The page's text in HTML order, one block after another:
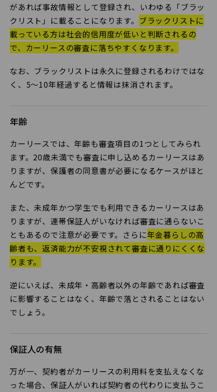
があれば事故情報として登録され、いわゆる「ブラッ
クリスト」に載ることになります。 ブラックリストに
載っている方は社会的信用度が低いと判断されるの
で、カーリースの審査に落ちやすくなります。
なお、ブラックリストは永久に登録されるわけではな
く、5〜10年経過すると情報は抹消されます。
年齢
カーリースでは、年齢も審査項目の1つとしてみられ
ます。20歳未満でも審査に申し込めるカーリースはあ
りますが、保護者の同意書が必要になるケースがほと
んどです。
また、未成年かつ学生でも利用できるカーリースはあ
りますが、連帯保証人がいなければ審査に通らないこ
ともあるので注意が必要です。さらに年金暮らしの高
齢者も、返済能力が不安視されて審査に通りにくくな
ります。
逆にいえば、未成年・高齢者以外の年齢であれば審査
に影響することはなく、年齢で落とされることはない
でしょう。
保証人の有無
万が一、契約者がカーリースの利用料を支払えなくな
った場合、保証人がいれば契約者の代わりに支払うこ